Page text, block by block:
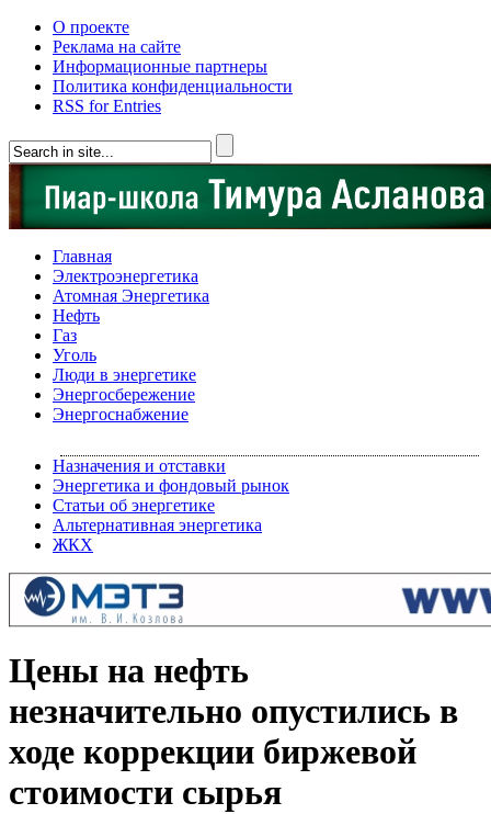
О проекте
Реклама на сайте
Информационные партнеры
Политика конфиденциальности
RSS for Entries
Главная
Электроэнергетика
Атомная Энергетика
Нефть
Газ
Уголь
Люди в энергетике
Энергосбережение
Энергоснабжение
Назначения и отставки
Энергетика и фондовый рынок
Статьи об энергетике
Альтернативная энергетика
ЖКХ
Цены на нефть
незначительно опустились в
ходе коррекции биржевой
стоимости сырья